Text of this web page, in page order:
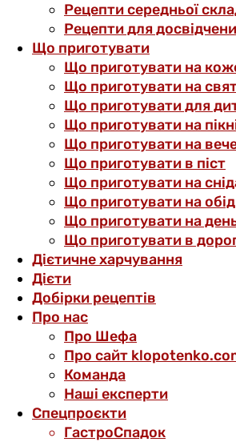
Рецепти середньої
Рецепти для
Що приготувати
Що приготувати на
Що приготувати на
Що приготувати для
Що приготувати на
Що приготувати на
Що приготувати в піст
Що приготувати на
Що приготувати на обід
Що приготувати на
Що приготувати в
Дієтичне харчування
Дієти
Добірки рецептів
Про нас
Про Шефа
Про сайт
Команда
Наші експерти
Спецпроєкти
ГастроСпадок